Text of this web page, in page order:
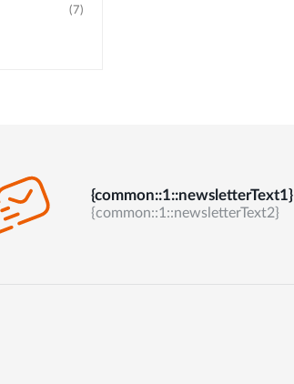
(7)
{common::1::newsletterText1}
{common::1::newsletterText2}